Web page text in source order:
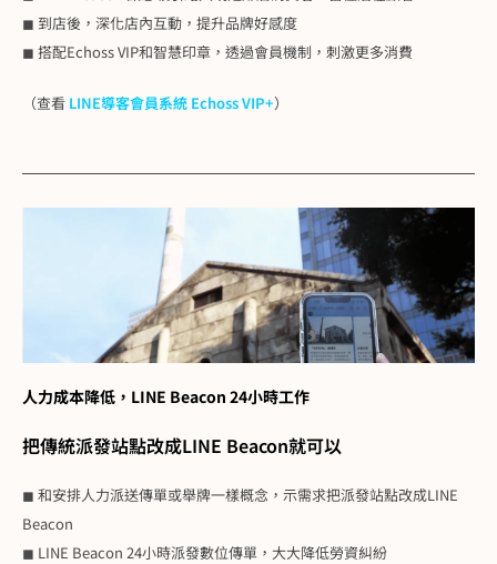
◼ 到店後，深化店內互動，提升品牌好感度
◼ 搭配Echoss VIP和智慧印章，透過會員機制，刺激更多消費
（查看 LINE導客會員系統 Echoss VIP+）
人力成本降低，LINE Beacon 24小時工作
把傳統派發站點改成LINE Beacon就可以
◼ 和安排人力派送傳單或舉牌一樣概念，示需求把派發站點改成LINE
Beacon
◼ LINE Beacon 24小時派發數位傳單，大大降低勞資糾紛